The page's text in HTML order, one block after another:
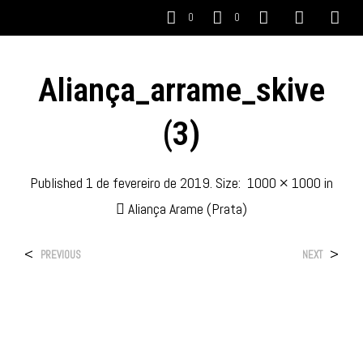
0 0
Aliança_arrame_skive
(3)
Published 1 de fevereiro de 2019. Size: 1000 × 1000 in
Aliança Arame (Prata)
< PREVIOUS NEXT >